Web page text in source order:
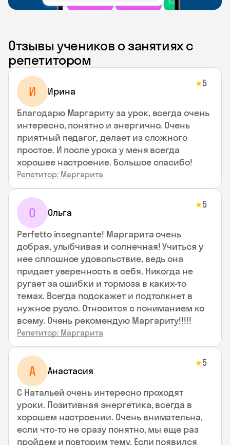
Отзывы учеников о занятиях с
репетитором
И Ирина
★5
Благодарю Маргариту за урок, всегда очень
интересно, понятно и энергично. Очень
приятный педагог, делает из сложного
простое. И после урока у меня всегда
хорошее настроение. Большое спасибо!
Репетитор: Маргарита
О Ольга
★5
Perfetto insegnante! Маргарита очень
добрая, улыбчивая и солнечная! Учиться у
нее сплошное удовольствие, ведь она
придает уверенность в себя. Никогда не
ругает за ошибки и тормоза в каких-то
темах. Всегда подскажет и подтолкнет в
нужное русло. Относится с пониманием ко
всему. Очень рекомендую Маргариту!!!!!
Репетитор: Маргарита
А Анастасия
★5
С Натальей очень интересно проходят
уроки. Позитивная энергетика, всегда в
хорошем настроении. Очень внимательна,
если что-то не сразу понятно, мы еще раз
пройдем и повторим тему. Если появился